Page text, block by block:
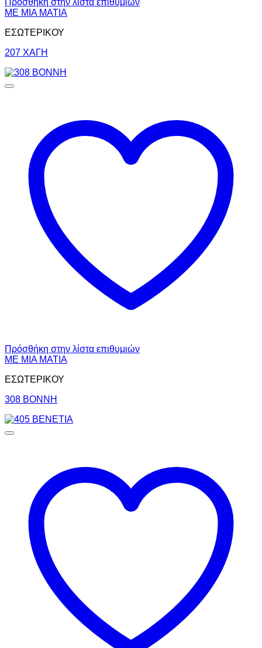
Πρόσθήκη στην λίστα επιθυμιών
ΜΕ ΜΙΑ ΜΑΤΙΑ
ΕΣΩΤΕΡΙΚΟΥ
207 ΧΑΓΗ
Πρόσθήκη στην λίστα επιθυμιών
ΜΕ ΜΙΑ ΜΑΤΙΑ
ΕΣΩΤΕΡΙΚΟΥ
308 ΒΟΝΝΗ